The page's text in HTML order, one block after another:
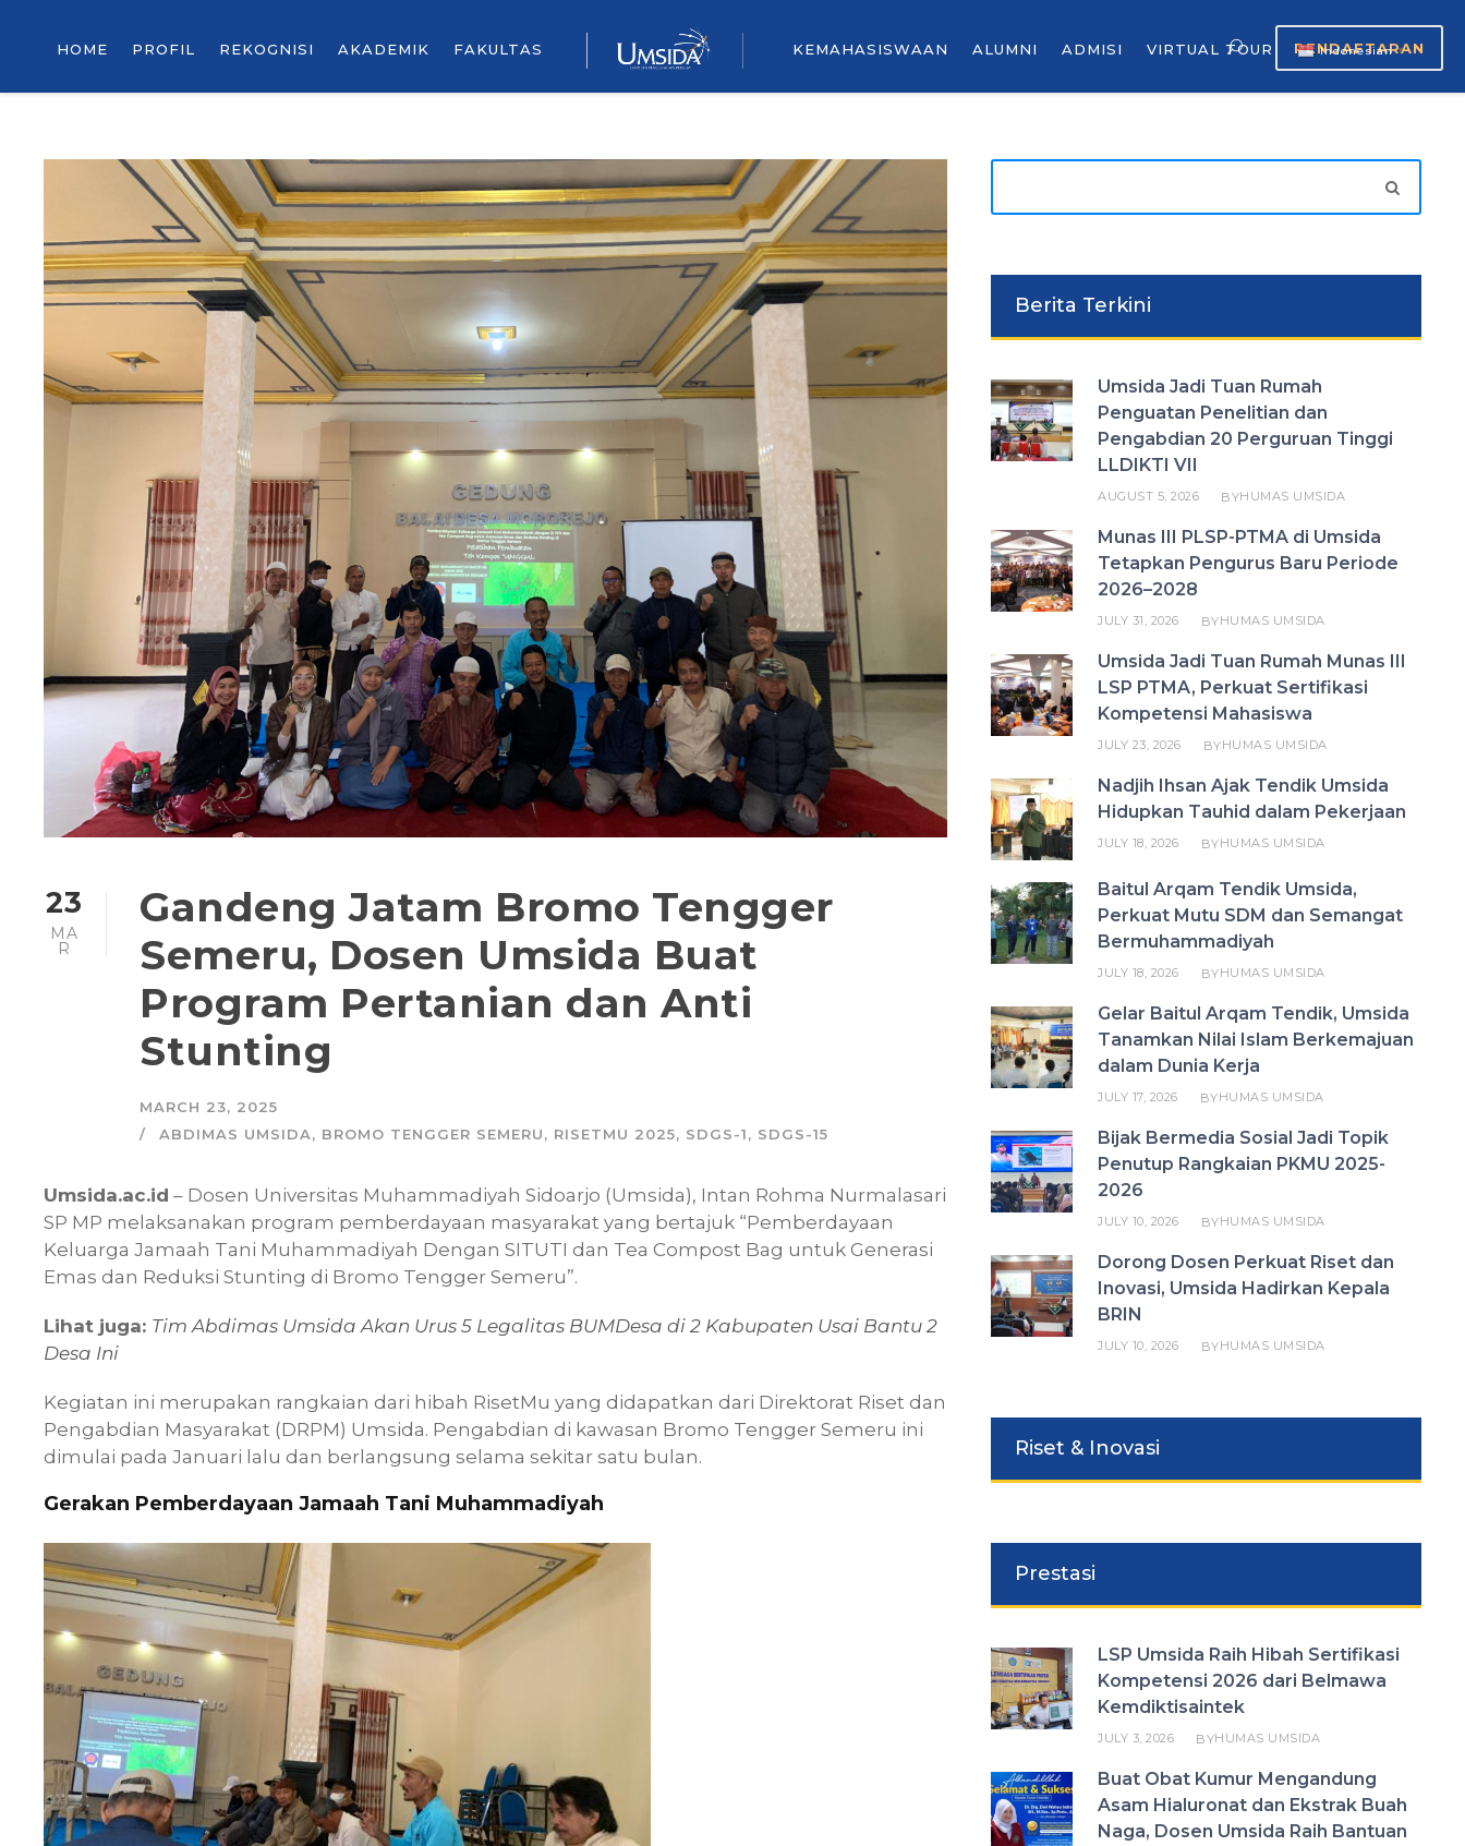
HOME PROFIL REKOGNISI AKADEMIK FAKULTAS KEMAHASISWAAN ALUMNI ADMISI VIRTUAL TOUR Indonesian ▼
PENDAFTARAN
23
MA
R
Gandeng Jatam Bromo Tengger
Semeru, Dosen Umsida Buat
Program Pertanian dan Anti
Stunting
MARCH 23, 2025
ABDIMAS UMSIDA, BROMO TENGGER SEMERU, RISETMU 2025, SDGS-1, SDGS-15
Umsida.ac.id – Dosen Universitas Muhammadiyah Sidoarjo (Umsida), Intan Rohma Nurmalasari
SP MP melaksanakan program pemberdayaan masyarakat yang bertajuk “Pemberdayaan
Keluarga Jamaah Tani Muhammadiyah Dengan SITUTI dan Tea Compost Bag untuk Generasi
Emas dan Reduksi Stunting di Bromo Tengger Semeru”.
Lihat juga: Tim Abdimas Umsida Akan Urus 5 Legalitas BUMDesa di 2 Kabupaten Usai Bantu 2
Desa Ini
Kegiatan ini merupakan rangkaian dari hibah RisetMu yang didapatkan dari Direktorat Riset dan
Pengabdian Masyarakat (DRPM) Umsida. Pengabdian di kawasan Bromo Tengger Semeru ini
dimulai pada Januari lalu dan berlangsung selama sekitar satu bulan.
Gerakan Pemberdayaan Jamaah Tani Muhammadiyah
Berita Terkini
Umsida Jadi Tuan Rumah
Penguatan Penelitian dan
Pengabdian 20 Perguruan Tinggi
LLDIKTI VII
AUGUST 5, 2026 BYHUMAS UMSIDA
Munas III PLSP-PTMA di Umsida
Tetapkan Pengurus Baru Periode
2026–2028
JULY 31, 2026 BYHUMAS UMSIDA
Umsida Jadi Tuan Rumah Munas III
LSP PTMA, Perkuat Sertifikasi
Kompetensi Mahasiswa
JULY 23, 2026 BYHUMAS UMSIDA
Nadjih Ihsan Ajak Tendik Umsida
Hidupkan Tauhid dalam Pekerjaan
JULY 18, 2026 BYHUMAS UMSIDA
Baitul Arqam Tendik Umsida,
Perkuat Mutu SDM dan Semangat
Bermuhammadiyah
JULY 18, 2026 BYHUMAS UMSIDA
Gelar Baitul Arqam Tendik, Umsida
Tanamkan Nilai Islam Berkemajuan
dalam Dunia Kerja
JULY 17, 2026 BYHUMAS UMSIDA
Bijak Bermedia Sosial Jadi Topik
Penutup Rangkaian PKMU 2025-
2026
JULY 10, 2026 BYHUMAS UMSIDA
Dorong Dosen Perkuat Riset dan
Inovasi, Umsida Hadirkan Kepala
BRIN
JULY 10, 2026 BYHUMAS UMSIDA
Riset & Inovasi
Prestasi
LSP Umsida Raih Hibah Sertifikasi
Kompetensi 2026 dari Belmawa
Kemdiktisaintek
JULY 3, 2026 BYHUMAS UMSIDA
Buat Obat Kumur Mengandung
Asam Hialuronat dan Ekstrak Buah
Naga, Dosen Umsida Raih Bantuan